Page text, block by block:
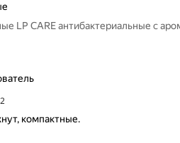
LP CARE антибактериальные с
компактные.